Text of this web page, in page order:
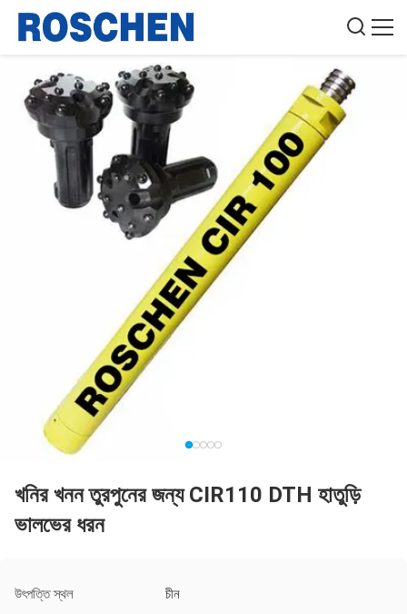
খনির খনন তুরপুনের জন্য CIR110 DTH হাতুড়ি
ভালভের ধরন
উৎপত্তি স্থল চীন